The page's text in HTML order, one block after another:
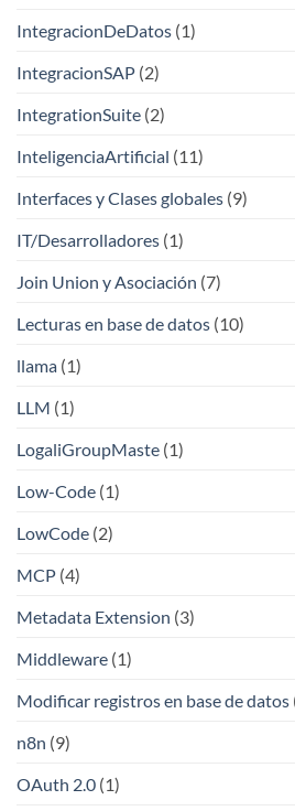
IntegracionDeDatos (1)
IntegracionSAP (2)
IntegrationSuite (2)
InteligenciaArtificial (11)
Interfaces y Clases globales (9)
IT/Desarrolladores (1)
Join Union y Asociación (7)
Lecturas en base de datos (10)
llama (1)
LLM (1)
LogaliGroupMaste (1)
Low-Code (1)
LowCode (2)
MCP (4)
Metadata Extension (3)
Middleware (1)
Modificar registros en base de datos
n8n (9)
OAuth 2.0 (1)